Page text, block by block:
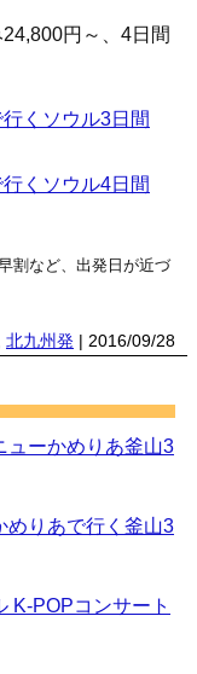
円～、4日間
くソウル3日間
くソウル4日間
割など、出発日が近づ
北九州発 | 2016/09/28
ューかめりあ釜山3
めりあで行く釜山3
K-POPコンサート